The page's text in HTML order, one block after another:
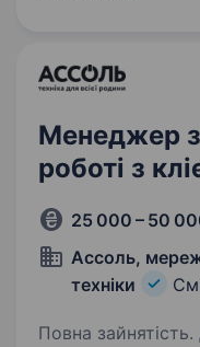
Менеджер
роботі з
25 000 – 50
Ассоль,
техніки
Повна